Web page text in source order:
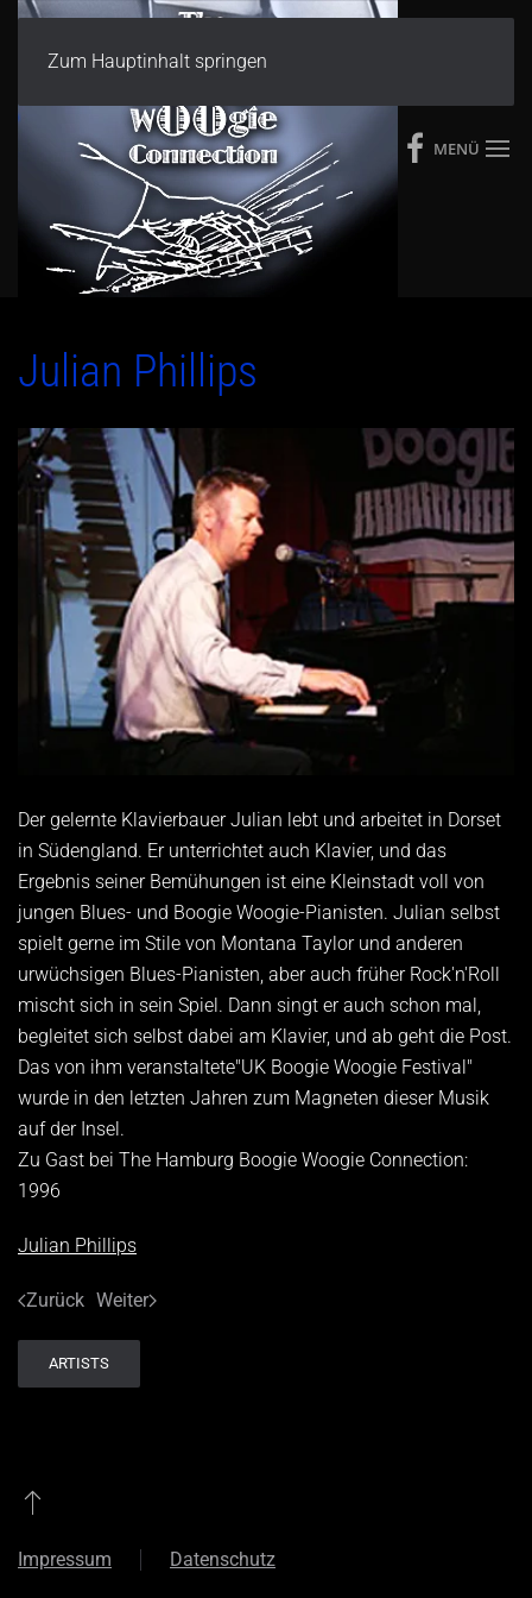
Zum Hauptinhalt springen
MENÜ
Julian Phillips
Der gelernte Klavierbauer Julian lebt und arbeitet in Dorset
in Südengland. Er unterrichtet auch Klavier, und das
Ergebnis seiner Bemühungen ist eine Kleinstadt voll von
jungen Blues- und Boogie Woogie-Pianisten. Julian selbst
spielt gerne im Stile von Montana Taylor und anderen
urwüchsigen Blues-Pianisten, aber auch früher Rock'n'Roll
mischt sich in sein Spiel. Dann singt er auch schon mal,
begleitet sich selbst dabei am Klavier, und ab geht die Post.
Das von ihm veranstaltete"UK Boogie Woogie Festival"
wurde in den letzten Jahren zum Magneten dieser Musik
auf der Insel.
Zu Gast bei The Hamburg Boogie Woogie Connection:
1996
Julian Phillips
Zurück Weiter
ARTISTS
Impressum Datenschutz